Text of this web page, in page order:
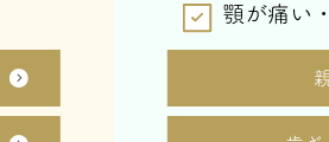
顎が痛い